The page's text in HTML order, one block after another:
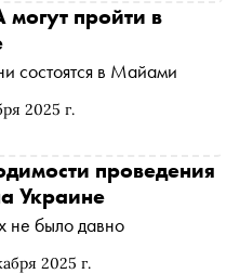
2025 г.
пройти в
состоятся в Майами
2025 г.
проведения
Украине
не было давно